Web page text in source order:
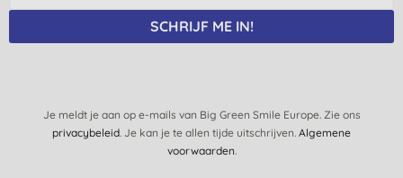
SCHRIJF ME IN!
Je meldt je aan op e-mails van Big Green Smile Europe. Zie ons
privacybeleid. Je kan je te allen tijde uitschrijven. Algemene
voorwaarden.